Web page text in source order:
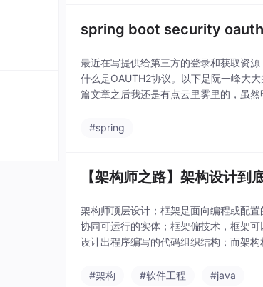
spring boot security
最近在写提供给第三方的登录和获取资
什么是OAUTH2协议。以下是阮一峰大
篇文章之后我还是有点云里雾里的，虽
#spring
【架构师之路】架构设计到
架构师顶层设计；框架是面向编程或配
协同可运行的实体；框架偏技术，框架
设计出程序编写的代码组织结构；而架
#架构
#软件工程 #java